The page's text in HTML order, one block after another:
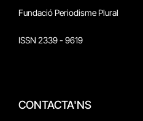
Fundació Periodisme Plural
ISSN 2339 - 9619
CONTACTA'NS